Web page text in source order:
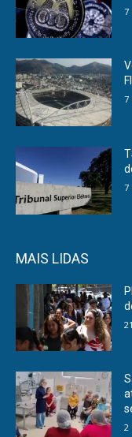
7
7
7
MAIS LIDAS
2